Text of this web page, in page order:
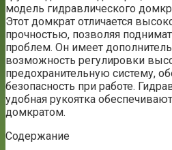
модель гидравлического
Этот домкрат отличается
прочностью, позволяя
проблем. Он имеет
возможность регулировки
предохранительную систему,
безопасность при работе.
удобная рукоятка
домкратом.
Содержание